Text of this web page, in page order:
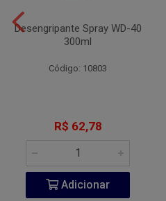
Desengripante Spray WD-40
300ml
Código: 10803
R$ 62,78
Adicionar